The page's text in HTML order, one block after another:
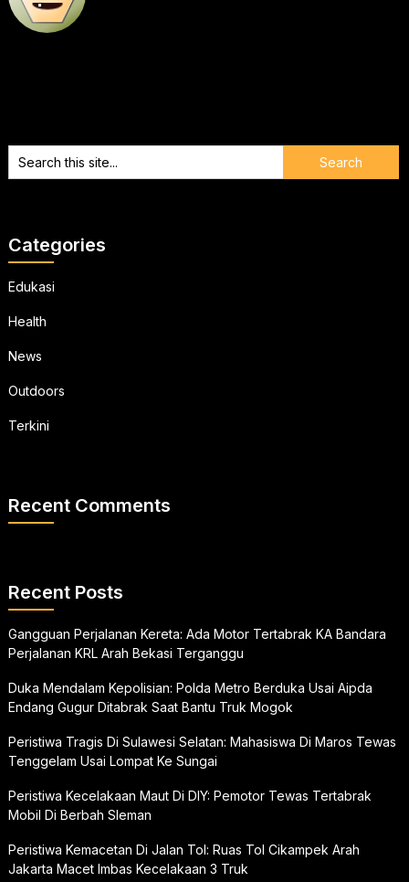
Categories
Edukasi
Health
News
Outdoors
Terkini
Recent Comments
Recent Posts
Gangguan Perjalanan Kereta: Ada Motor Tertabrak KA Bandara
Perjalanan KRL Arah Bekasi Terganggu
Duka Mendalam Kepolisian: Polda Metro Berduka Usai Aipda
Endang Gugur Ditabrak Saat Bantu Truk Mogok
Peristiwa Tragis Di Sulawesi Selatan: Mahasiswa Di Maros Tewas
Tenggelam Usai Lompat Ke Sungai
Peristiwa Kecelakaan Maut Di DIY: Pemotor Tewas Tertabrak
Mobil Di Berbah Sleman
Peristiwa Kemacetan Di Jalan Tol: Ruas Tol Cikampek Arah
Jakarta Macet Imbas Kecelakaan 3 Truk